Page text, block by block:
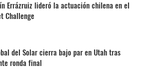
Errázruiz lideró la actuación chilena en el
Challenge
del Solar cierra bajo par en Utah tras
ronda final